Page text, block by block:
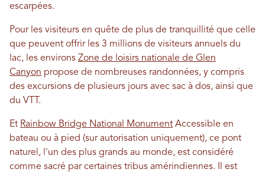
escarpées.
Pour les visiteurs en quête de plus de tranquillité que celle
que peuvent offrir les 3 millions de visiteurs annuels du
lac, les environs Zone de loisirs nationale de Glen
Canyon propose de nombreuses randonnées, y compris
des excursions de plusieurs jours avec sac à dos, ainsi que
du VTT.
Et Rainbow Bridge National Monument Accessible en
bateau ou à pied (sur autorisation uniquement), ce pont
naturel, l'un des plus grands au monde, est considéré
comme sacré par certaines tribus amérindiennes. Il est